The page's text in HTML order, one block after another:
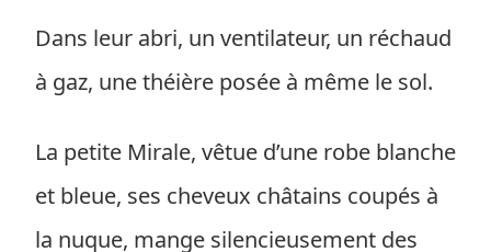
Dans leur abri, un ventilateur, un réchaud
à gaz, une théière posée à même le sol.
La petite Mirale, vêtue d’une robe blanche
et bleue, ses cheveux châtains coupés à
la nuque, mange silencieusement des